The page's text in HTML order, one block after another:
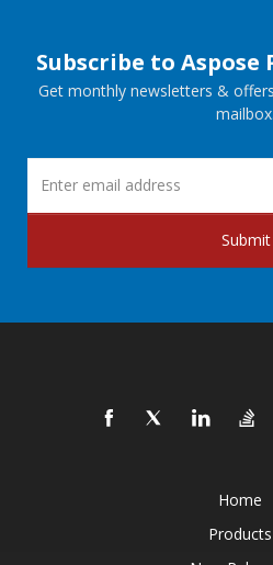
Subscribe to
Get monthly newsletters &
mailbox.
Submit
Home
Products